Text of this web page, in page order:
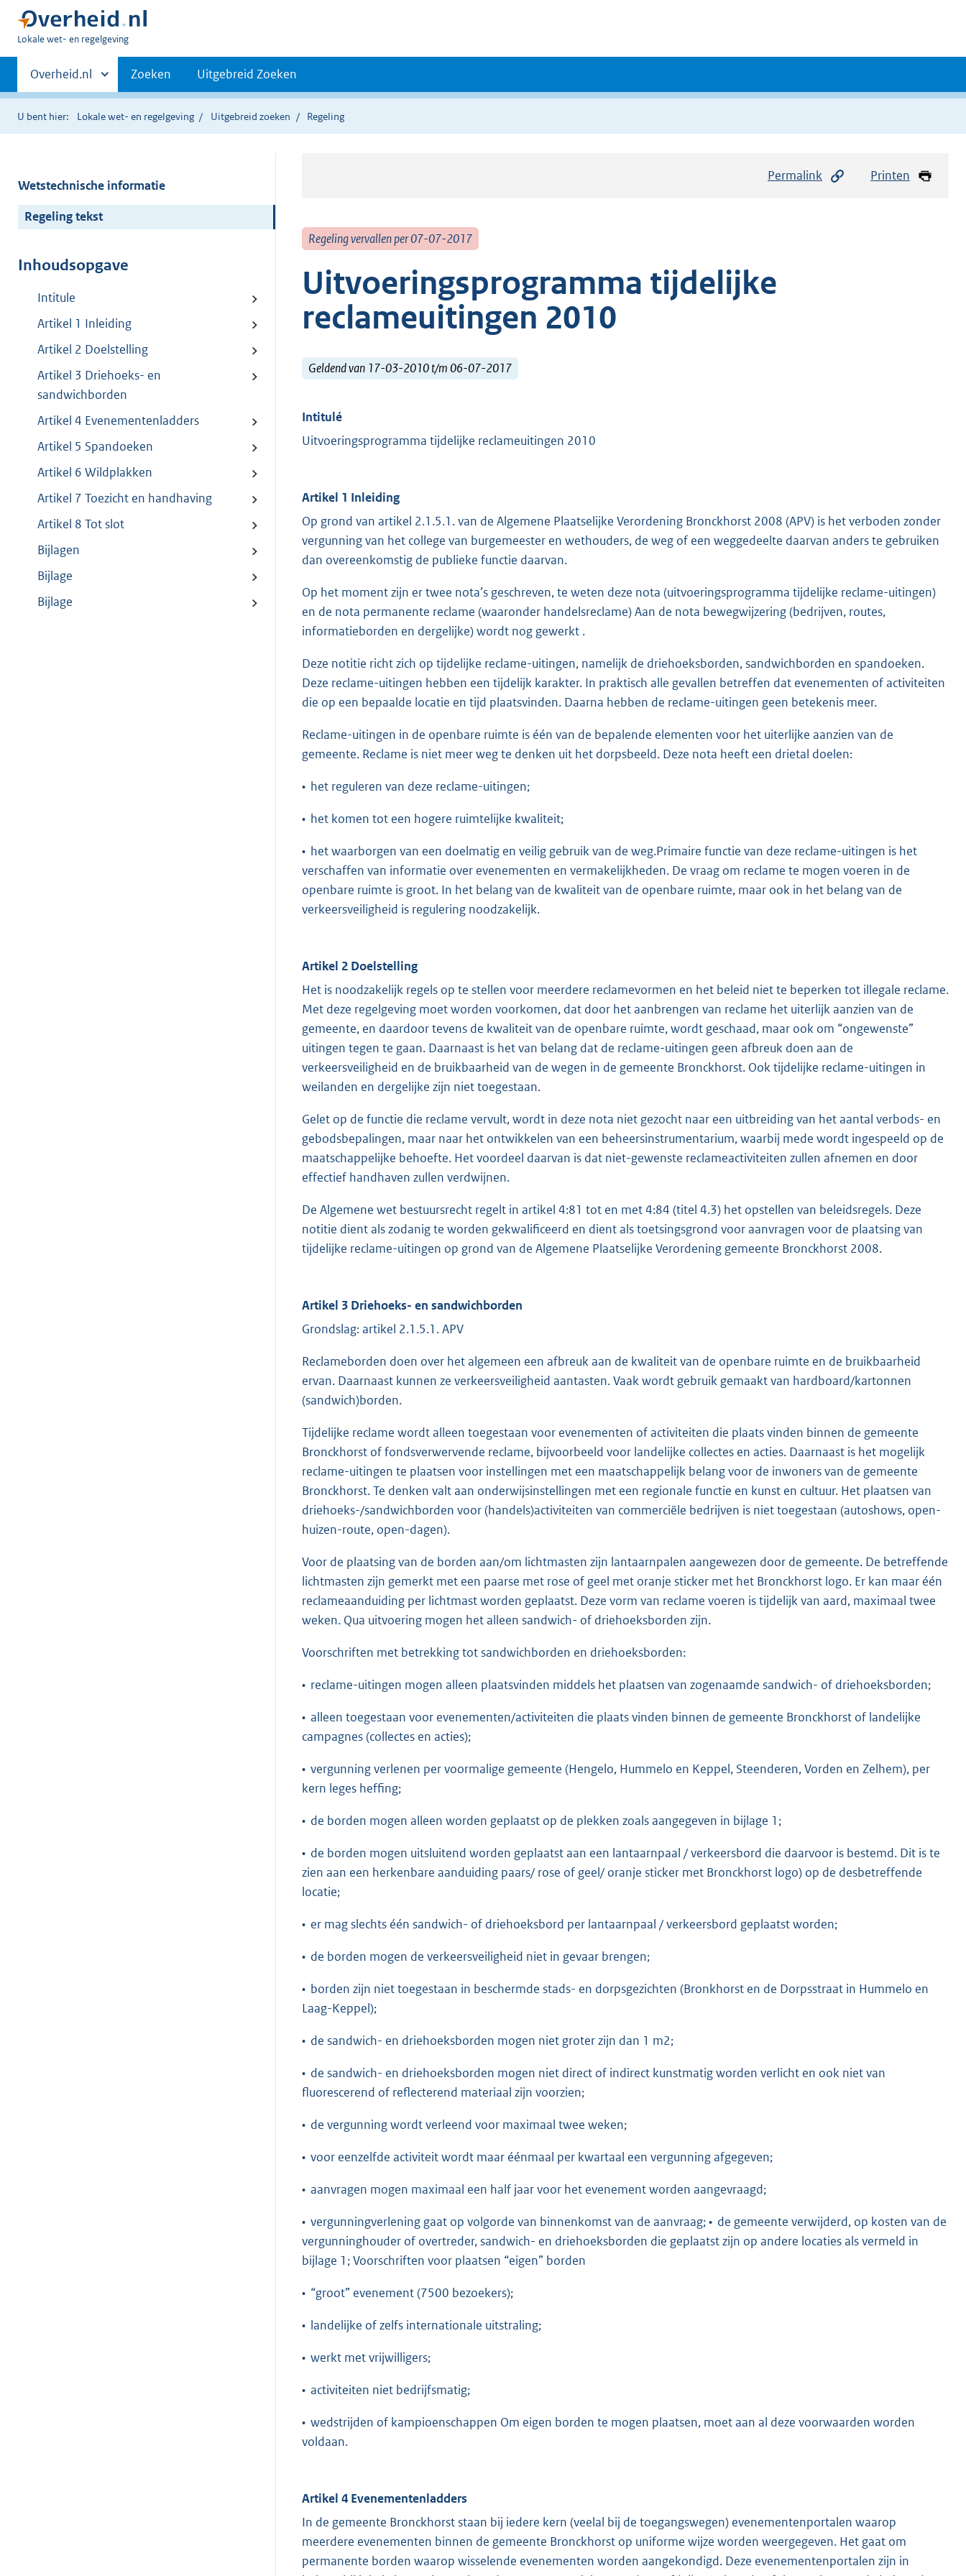
U
hier:
Lokale wet- en regelgeving
Primaire
navigatie
Andere
sites
binnen
Overheid.nl Zoeken Uitgebreid Zoeken
U bent hier: Lokale wet- en regelgeving Uitgebreid zoeken Regeling
Wetstechnische informatie
Regeling tekst
Inhoudsopgave
Intitule
Artikel 1 Inleiding
Artikel 2 Doelstelling
Artikel 3 Driehoeks- en
sandwichborden
Artikel 4 Evenementenladders
Artikel 5 Spandoeken
Artikel 6 Wildplakken
Artikel 7 Toezicht en handhaving
Artikel 8 Tot slot
Bijlagen
Bijlage
Bijlage
Permalink Printen
Regeling vervallen per 07-07-2017
Uitvoeringsprogramma tijdelijke
reclameuitingen 2010
Geldend van 17-03-2010 t/m 06-07-2017
Intitulé
Uitvoeringsprogramma tijdelijke reclameuitingen 2010
Artikel 1 Inleiding
Op grond van artikel 2.1.5.1. van de Algemene Plaatselijke Verordening Bronckhorst 2008 (APV) is het verboden zonder
vergunning van het college van burgemeester en wethouders, de weg of een weggedeelte daarvan anders te gebruiken
dan overeenkomstig de publieke functie daarvan.
Op het moment zijn er twee nota’s geschreven, te weten deze nota (uitvoeringsprogramma tijdelijke reclame-uitingen)
en de nota permanente reclame (waaronder handelsreclame) Aan de nota bewegwijzering (bedrijven, routes,
informatieborden en dergelijke) wordt nog gewerkt .
Deze notitie richt zich op tijdelijke reclame-uitingen, namelijk de driehoeksborden, sandwichborden en spandoeken.
Deze reclame-uitingen hebben een tijdelijk karakter. In praktisch alle gevallen betreffen dat evenementen of activiteiten
die op een bepaalde locatie en tijd plaatsvinden. Daarna hebben de reclame-uitingen geen betekenis meer.
Reclame-uitingen in de openbare ruimte is één van de bepalende elementen voor het uiterlijke aanzien van de
gemeente. Reclame is niet meer weg te denken uit het dorpsbeeld. Deze nota heeft een drietal doelen:
• het reguleren van deze reclame-uitingen;
• het komen tot een hogere ruimtelijke kwaliteit;
• het waarborgen van een doelmatig en veilig gebruik van de weg.Primaire functie van deze reclame-uitingen is het
verschaffen van informatie over evenementen en vermakelijkheden. De vraag om reclame te mogen voeren in de
openbare ruimte is groot. In het belang van de kwaliteit van de openbare ruimte, maar ook in het belang van de
verkeersveiligheid is regulering noodzakelijk.
Artikel 2 Doelstelling
Het is noodzakelijk regels op te stellen voor meerdere reclamevormen en het beleid niet te beperken tot illegale reclame.
Met deze regelgeving moet worden voorkomen, dat door het aanbrengen van reclame het uiterlijk aanzien van de
gemeente, en daardoor tevens de kwaliteit van de openbare ruimte, wordt geschaad, maar ook om “ongewenste”
uitingen tegen te gaan. Daarnaast is het van belang dat de reclame-uitingen geen afbreuk doen aan de
verkeersveiligheid en de bruikbaarheid van de wegen in de gemeente Bronckhorst. Ook tijdelijke reclame-uitingen in
weilanden en dergelijke zijn niet toegestaan.
Gelet op de functie die reclame vervult, wordt in deze nota niet gezocht naar een uitbreiding van het aantal verbods- en
gebodsbepalingen, maar naar het ontwikkelen van een beheersinstrumentarium, waarbij mede wordt ingespeeld op de
maatschappelijke behoefte. Het voordeel daarvan is dat niet-gewenste reclameactiviteiten zullen afnemen en door
effectief handhaven zullen verdwijnen.
De Algemene wet bestuursrecht regelt in artikel 4:81 tot en met 4:84 (titel 4.3) het opstellen van beleidsregels. Deze
notitie dient als zodanig te worden gekwalificeerd en dient als toetsingsgrond voor aanvragen voor de plaatsing van
tijdelijke reclame-uitingen op grond van de Algemene Plaatselijke Verordening gemeente Bronckhorst 2008.
Artikel 3 Driehoeks- en sandwichborden
Grondslag: artikel 2.1.5.1. APV
Reclameborden doen over het algemeen een afbreuk aan de kwaliteit van de openbare ruimte en de bruikbaarheid
ervan. Daarnaast kunnen ze verkeersveiligheid aantasten. Vaak wordt gebruik gemaakt van hardboard/kartonnen
(sandwich)borden.
Tijdelijke reclame wordt alleen toegestaan voor evenementen of activiteiten die plaats vinden binnen de gemeente
Bronckhorst of fondsverwervende reclame, bijvoorbeeld voor landelijke collectes en acties. Daarnaast is het mogelijk
reclame-uitingen te plaatsen voor instellingen met een maatschappelijk belang voor de inwoners van de gemeente
Bronckhorst. Te denken valt aan onderwijsinstellingen met een regionale functie en kunst en cultuur. Het plaatsen van
driehoeks-/sandwichborden voor (handels)activiteiten van commerciële bedrijven is niet toegestaan (autoshows, open-
huizen-route, open-dagen).
Voor de plaatsing van de borden aan/om lichtmasten zijn lantaarnpalen aangewezen door de gemeente. De betreffende
lichtmasten zijn gemerkt met een paarse met rose of geel met oranje sticker met het Bronckhorst logo. Er kan maar één
reclameaanduiding per lichtmast worden geplaatst. Deze vorm van reclame voeren is tijdelijk van aard, maximaal twee
weken. Qua uitvoering mogen het alleen sandwich- of driehoeksborden zijn.
Voorschriften met betrekking tot sandwichborden en driehoeksborden:
• reclame-uitingen mogen alleen plaatsvinden middels het plaatsen van zogenaamde sandwich- of driehoeksborden;
• alleen toegestaan voor evenementen/activiteiten die plaats vinden binnen de gemeente Bronckhorst of landelijke
campagnes (collectes en acties);
• vergunning verlenen per voormalige gemeente (Hengelo, Hummelo en Keppel, Steenderen, Vorden en Zelhem), per
kern leges heffing;
• de borden mogen alleen worden geplaatst op de plekken zoals aangegeven in bijlage 1;
• de borden mogen uitsluitend worden geplaatst aan een lantaarnpaal / verkeersbord die daarvoor is bestemd. Dit is te
zien aan een herkenbare aanduiding paars/ rose of geel/ oranje sticker met Bronckhorst logo) op de desbetreffende
locatie;
• er mag slechts één sandwich- of driehoeksbord per lantaarnpaal / verkeersbord geplaatst worden;
• de borden mogen de verkeersveiligheid niet in gevaar brengen;
• borden zijn niet toegestaan in beschermde stads- en dorpsgezichten (Bronkhorst en de Dorpsstraat in Hummelo en
Laag-Keppel);
• de sandwich- en driehoeksborden mogen niet groter zijn dan 1 m2;
• de sandwich- en driehoeksborden mogen niet direct of indirect kunstmatig worden verlicht en ook niet van
fluorescerend of reflecterend materiaal zijn voorzien;
• de vergunning wordt verleend voor maximaal twee weken;
• voor eenzelfde activiteit wordt maar éénmaal per kwartaal een vergunning afgegeven;
• aanvragen mogen maximaal een half jaar voor het evenement worden aangevraagd;
• vergunningverlening gaat op volgorde van binnenkomst van de aanvraag; • de gemeente verwijderd, op kosten van de
vergunninghouder of overtreder, sandwich- en driehoeksborden die geplaatst zijn op andere locaties als vermeld in
bijlage 1; Voorschriften voor plaatsen “eigen” borden
• “groot” evenement (7500 bezoekers);
• landelijke of zelfs internationale uitstraling;
• werkt met vrijwilligers;
• activiteiten niet bedrijfsmatig;
• wedstrijden of kampioenschappen Om eigen borden te mogen plaatsen, moet aan al deze voorwaarden worden
voldaan.
Artikel 4 Evenementenladders
In de gemeente Bronckhorst staan bij iedere kern (veelal bij de toegangswegen) evenementenportalen waarop
meerdere evenementen binnen de gemeente Bronckhorst op uniforme wijze worden weergegeven. Het gaat om
permanente borden waarop wisselende evenementen worden aangekondigd. Deze evenementenportalen zijn in